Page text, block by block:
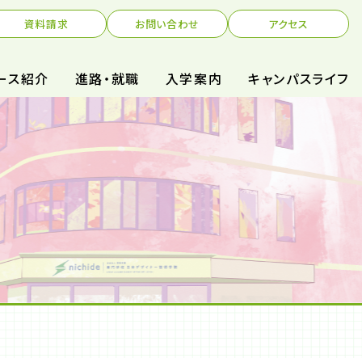
ス紹介 進路・就職 入学案内 キャンパスライフ
資料請求 お問い合わせ アクセス